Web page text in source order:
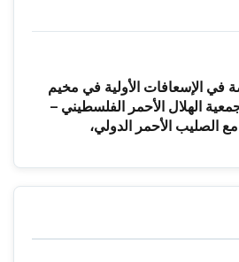
في الإسعافات الأولية في مخيم
الهلال الأحمر الفلسطيني –
الصليب الأحمر الدولي،